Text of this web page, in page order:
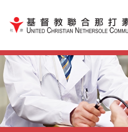
跳到內容（按輸入鍵）